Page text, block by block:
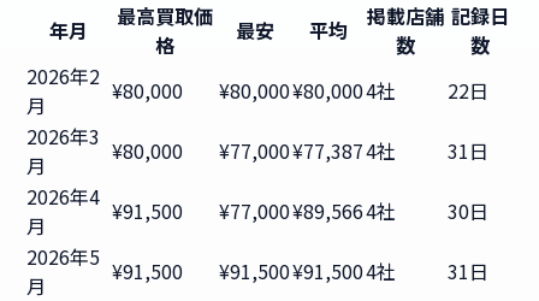
年月
最高買取価
格
最安 平均
掲載店舗
数
記録日
数
2026年2
月
¥80,000 ¥80,000¥80,0004社
22日
2026年3
月
¥80,000 ¥77,000¥77,3874社
31日
2026年4
月
¥91,500 ¥77,000¥89,5664社
30日
2026年5
月
¥91,500 ¥91,500¥91,5004社
31日